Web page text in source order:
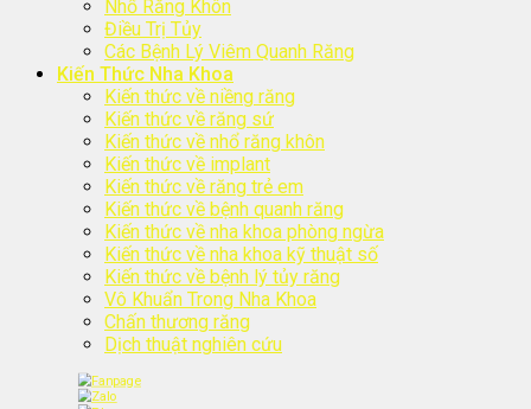
Nhổ Răng Khôn
Điều Trị Tủy
Các Bệnh Lý Viêm Quanh Răng
Kiến Thức Nha Khoa
Kiến thức về niềng răng
Kiến thức về răng sứ
Kiến thức về nhổ răng khôn
Kiến thức về implant
Kiến thức về răng trẻ em
Kiến thức về bệnh quanh răng
Kiến thức về nha khoa phòng ngừa
Kiến thức về nha khoa kỹ thuật số
Kiến thức về bệnh lý tủy răng
Vô Khuẩn Trong Nha Khoa
Chấn thương răng
Dịch thuật nghiên cứu